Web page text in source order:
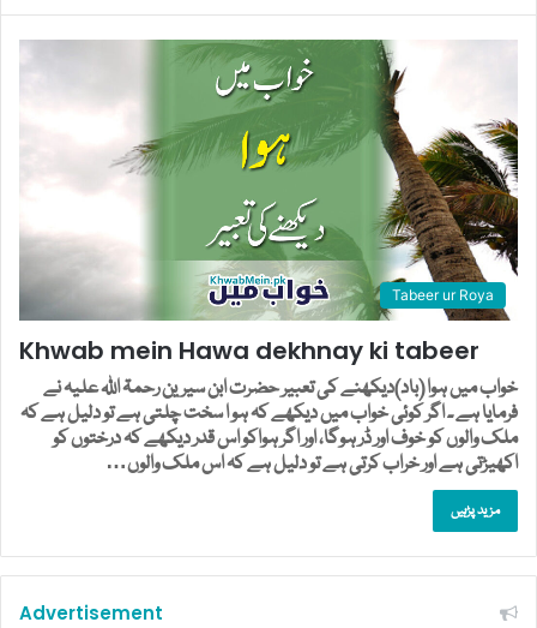
Tabeer ur Roya
Khwab mein Hawa dekhnay ki tabeer
خواب میں ہوا (باد)دیکھنے کی تعبیر حضرت ابن سیرین رحمۃ اللہ علیہ نے
فرمایا ہے ۔ اگر کوئی خواب میں دیکھے کہ ہو ا سخت چلتی ہے تو دلیل ہے کہ
ملک والوں کو خوف اور ڈر ہوگا، اور اگر ہواکو اس قدر دیکھے کہ درختوں کو
اکھیڑتی ہے اور خراب کرتی ہے تو دلیل ہے کہ اس ملک والوں…
مزید پڑہیں
Advertisement